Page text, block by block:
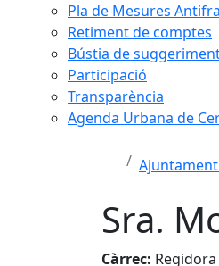
Pla de Mesures
Retiment de comptes
Bústia de
Participació
Transparència
Agenda Urbana de
Ajuntament
Sra.
Càrrec: